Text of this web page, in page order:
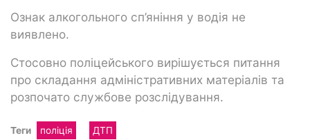
Ознак алкогольного сп’яніння у водія не
виявлено.
Стосовно поліцейського вирішується питання
про складання адміністративних матеріалів та
розпочато службове розслідування.
Теги поліція ДТП